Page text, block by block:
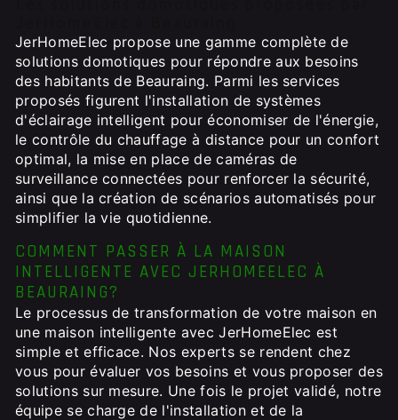
JerHomeElec propose une gamme complète de
solutions domotiques pour répondre aux besoins
des habitants de Beauraing. Parmi les services
proposés figurent l'installation de systèmes
d'éclairage intelligent pour économiser de l'énergie,
le contrôle du chauffage à distance pour un confort
optimal, la mise en place de caméras de
surveillance connectées pour renforcer la sécurité,
ainsi que la création de scénarios automatisés pour
simplifier la vie quotidienne.
COMMENT PASSER À LA MAISON
INTELLIGENTE AVEC JERHOMEELEC À
BEAURAING?
Le processus de transformation de votre maison en
une maison intelligente avec JerHomeElec est
simple et efficace. Nos experts se rendent chez
vous pour évaluer vos besoins et vous proposer des
solutions sur mesure. Une fois le projet validé, notre
équipe se charge de l'installation et de la